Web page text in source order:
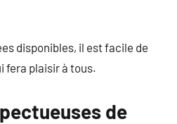
disponibles, il est facile de
fera plaisir à tous.
de